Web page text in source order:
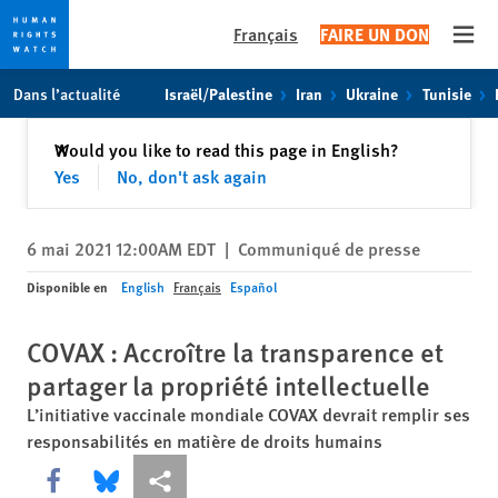
toto
content
Français FAIRE UN DON
Dans l’actualité Israël/Palestine Iran Ukraine Tunisie
Would you like to read this page in English?
Yes
No, don't ask again
✕Fermer
6 mai 2021 12:00AM EDT | Communiqué de presse
Disponible en English Français Español
COVAX : Accroître la transparence et
partager la propriété intellectuelle
L’initiative vaccinale mondiale COVAX devrait remplir ses
responsabilités en matière de droits humains
Share this via Facebook
Share this via Bluesky
Share this via Partagez